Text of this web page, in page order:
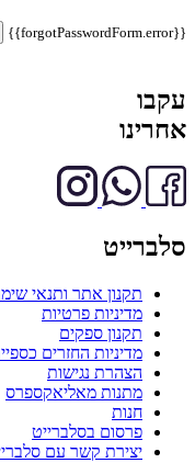
{{forgotPasswordForm.error}}
עקבו
אחרינו
סלברייט
תקנון אתר ותנאי
מדיניות פרטיות
תקנון ספקים
מדיניות החזרים
הצהרת נגישות
מתנות מאליאקספרס
חנות
פרסום בסלברייט
יצירת קשר עם